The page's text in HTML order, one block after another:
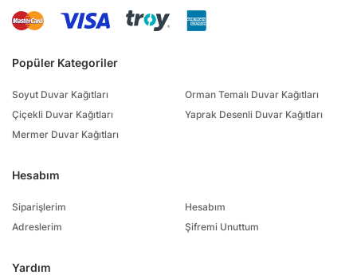
Popüler Kategoriler
Soyut Duvar Kağıtları
Çiçekli Duvar Kağıtları
Mermer Duvar Kağıtları
Orman Temalı Duvar Kağıtları
Yaprak Desenli Duvar Kağıtları
Hesabım
Siparişlerim
Adreslerim
Hesabım
Şifremi Unuttum
Yardım